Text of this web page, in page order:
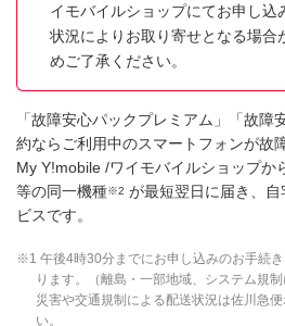
イモバイルショップにてお申し込
状況によりお取り寄せとなる場合
めご了承ください。
「故障安心パックプレミアム」「故障
約ならご利用中のスマートフォンが故
My Y!mobile /ワイモバイルショップか
等の同一機種※2 が最短翌日に届き、
ビスです。
※1 午後4時30分までにお申し込みのお手続
ります。（離島・一部地域、システム規
災害や交通規制による配送状況は佐川急
い。